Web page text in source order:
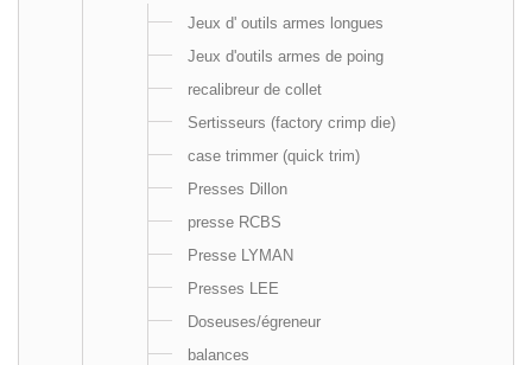
Jeux d' outils armes longues
Jeux d'outils armes de poing
recalibreur de collet
Sertisseurs (factory crimp die)
case trimmer (quick trim)
Presses Dillon
presse RCBS
Presse LYMAN
Presses LEE
Doseuses/égreneur
balances